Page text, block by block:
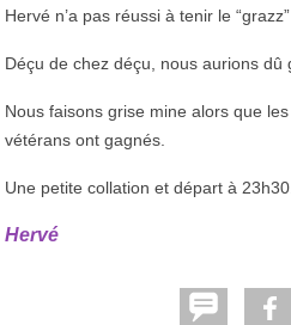
Hervé n’a pas réussi à tenir le
Déçu de chez déçu, nous aurions dû
Nous faisons grise mine alors que
vétérans ont gagnés.
Une petite collation et départ à 23h30.
Hervé